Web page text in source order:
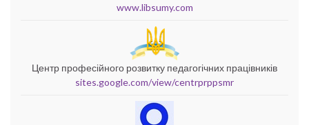
www.libsumy.com
Центр професійного розвитку педагогічних працівників
sites.google.com/view/centrprppsmr